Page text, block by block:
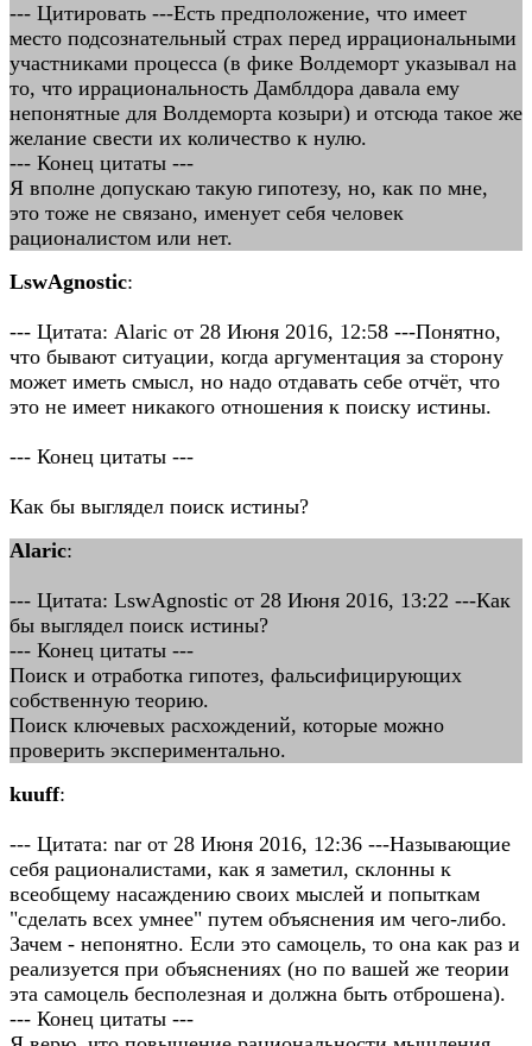
--- Цитировать ---Есть предположение, что имеет
место подсознательный страх перед иррациональными
участниками процесса (в фике Волдеморт указывал на
то, что иррациональность Дамблдора давала ему
непонятные для Волдеморта козыри) и отсюда такое же
желание свести их количество к нулю.
--- Конец цитаты ---
Я вполне допускаю такую гипотезу, но, как по мне,
это тоже не связано, именует себя человек
рационалистом или нет.
LswAgnostic:
--- Цитата: Alaric от 28 Июня 2016, 12:58 ---Понятно,
что бывают ситуации, когда аргументация за сторону
может иметь смысл, но надо отдавать себе отчёт, что
это не имеет никакого отношения к поиску истины.
--- Конец цитаты ---
Как бы выглядел поиск истины?
Alaric:
--- Цитата: LswAgnostic от 28 Июня 2016, 13:22 ---Как
бы выглядел поиск истины?
--- Конец цитаты ---
Поиск и отработка гипотез, фальсифицирующих
собственную теорию.
Поиск ключевых расхождений, которые можно
проверить экспериментально.
kuuff:
--- Цитата: nar от 28 Июня 2016, 12:36 ---Называющие
себя рационалистами, как я заметил, склонны к
всеобщему насаждению своих мыслей и попыткам
"сделать всех умнее" путем объяснения им чего-либо.
Зачем - непонятно. Если это самоцель, то она как раз и
реализуется при объяснениях (но по вашей же теории
эта самоцель бесполезная и должна быть отброшена).
--- Конец цитаты ---